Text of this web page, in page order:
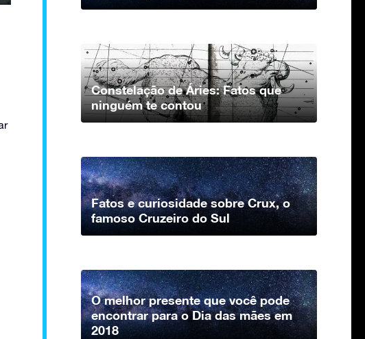
Constelação de Áries: Fatos que
ninguém te contou
Fatos e curiosidade sobre Crux, o
famoso Cruzeiro do Sul
O melhor presente que você pode
encontrar para o Dia das mães em
2018